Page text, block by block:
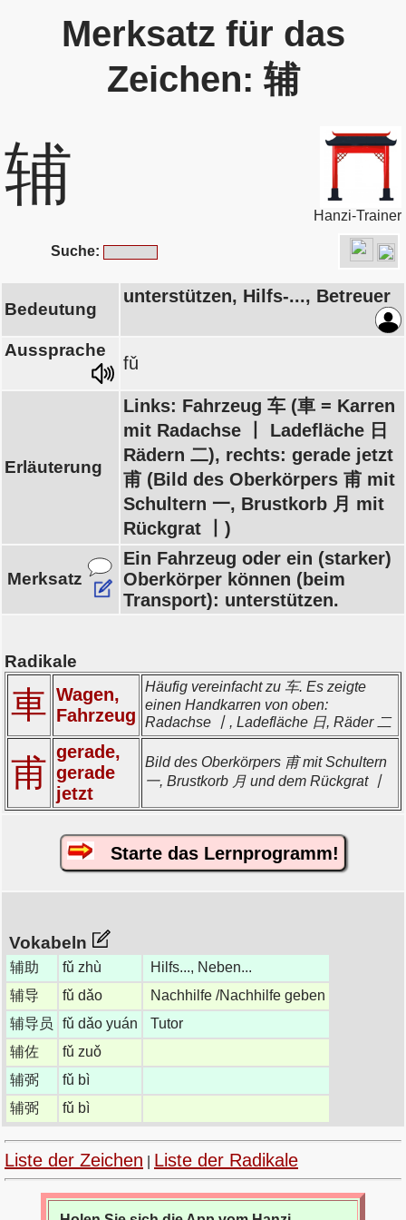
Merksatz für das
Zeichen: 辅
辅
Hanzi-Trainer
Suche:
Bedeutung
unterstützen, Hilfs-..., Betreuer
Aussprache
fǔ
Erläuterung
Links: Fahrzeug 车 (車 = Karren
mit Radachse 丨 Ladefläche 日
Rädern 二), rechts: gerade jetzt
甫 (Bild des Oberkörpers 甫 mit
Schultern 一, Brustkorb 月 mit
Rückgrat 丨)
Merksatz
Ein Fahrzeug oder ein (starker)
Oberkörper können (beim
Transport): unterstützen.
Radikale
車 Wagen,
Fahrzeug
Häufig vereinfacht zu 车. Es zeigte
einen Handkarren von oben:
Radachse 丨, Ladefläche 日, Räder 二
甫
gerade,
gerade
jetzt
Bild des Oberkörpers 甫 mit Schultern
一, Brustkorb 月 und dem Rückgrat 丨
Starte das Lernprogramm!
Vokabeln
辅助 fǔ zhù
Hilfs..., Neben...
辅导
fǔ dǎo
Nachhilfe /Nachhilfe geben
辅导员
fǔ dǎo yuán
Tutor
辅佐
fǔ zuǒ
辅弼
fǔ bì
辅弼
fǔ bì
Liste der Zeichen Liste der Radikale